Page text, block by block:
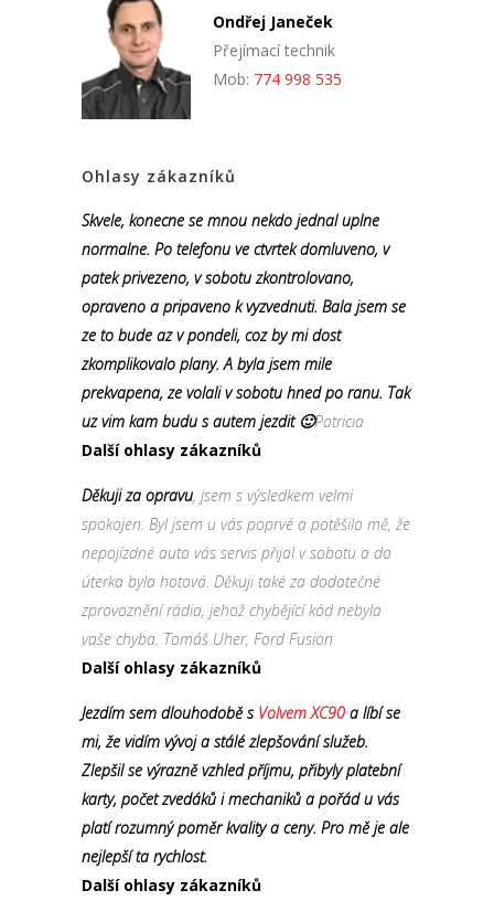
Ondřej Janeček
Přejímací technik
Mob: 774 998 535
Ohlasy zákazníků
Skvele, konecne se mnou nekdo jednal uplne
normalne. Po telefonu ve ctvrtek domluveno, v
patek privezeno, v sobotu zkontrolovano,
opraveno a pripaveno k vyzvednuti. Bala jsem se
ze to bude az v pondeli, coz by mi dost
zkomplikovalo plany. A byla jsem mile
prekvapena, ze volali v sobotu hned po ranu. Tak
uz vim kam budu s autem jezdit 🙂Patricia
Další ohlasy zákazníků
Děkuji za opravu, jsem s výsledkem velmi
spokojen. Byl jsem u vás poprvé a potěšilo mě, že
nepojízdné auto vás servis přijal v sobotu a do
úterka byla hotová. Děkuji také za dodatečné
zprovoznění rádia, jehož chybějící kód nebyla
vaše chyba. Tomáš Uher, Ford Fusion
Další ohlasy zákazníků
Jezdím sem dlouhodobě s Volvem XC90 a líbí se
mi, že vidím vývoj a stálé zlepšování služeb.
Zlepšil se výrazně vzhled příjmu, přibyly platební
karty, počet zvedáků i mechaniků a pořád u vás
platí rozumný poměr kvality a ceny. Pro mě je ale
nejlepší ta rychlost.
Další ohlasy zákazníků